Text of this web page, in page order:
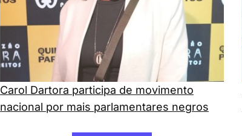
Carol Dartora participa de movimento
nacional por mais parlamentares negros